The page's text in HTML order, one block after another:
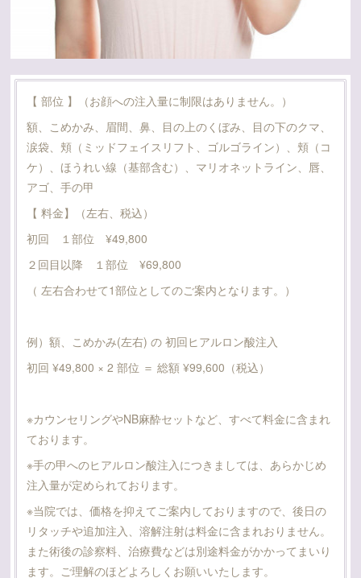
【 部位 】（お顔への注入量に制限はありません。）
額、こめかみ、眉間、鼻、目の上のくぼみ、目の下のクマ、
涙袋、頬（ミッドフェイスリフト、ゴルゴライン）、頬（コ
ケ）、ほうれい線（基部含む）、マリオネットライン、唇、
アゴ、手の甲
【 料金】（左右、税込）
初回 １部位 ¥49,800
２回目以降 １部位 ¥69,800
（ 左右合わせて1部位としてのご案内となります。）
例）額、こめかみ(左右) の 初回ヒアルロン酸注入
初回 ¥49,800 × 2 部位 ＝ 総額 ¥99,600（税込）
※カウンセリングやNB麻酔セットなど、すべて料金に含まれ
ております。
※手の甲へのヒアルロン酸注入につきましては、あらかじめ
注入量が定められております。
※当院では、価格を抑えてご案内しておりますので、後日の
リタッチや追加注入、溶解注射は料金に含まれおりません。
また術後の診察料、治療費などは別途料金がかかってまいり
ます。ご理解のほどよろしくお願いいたします。